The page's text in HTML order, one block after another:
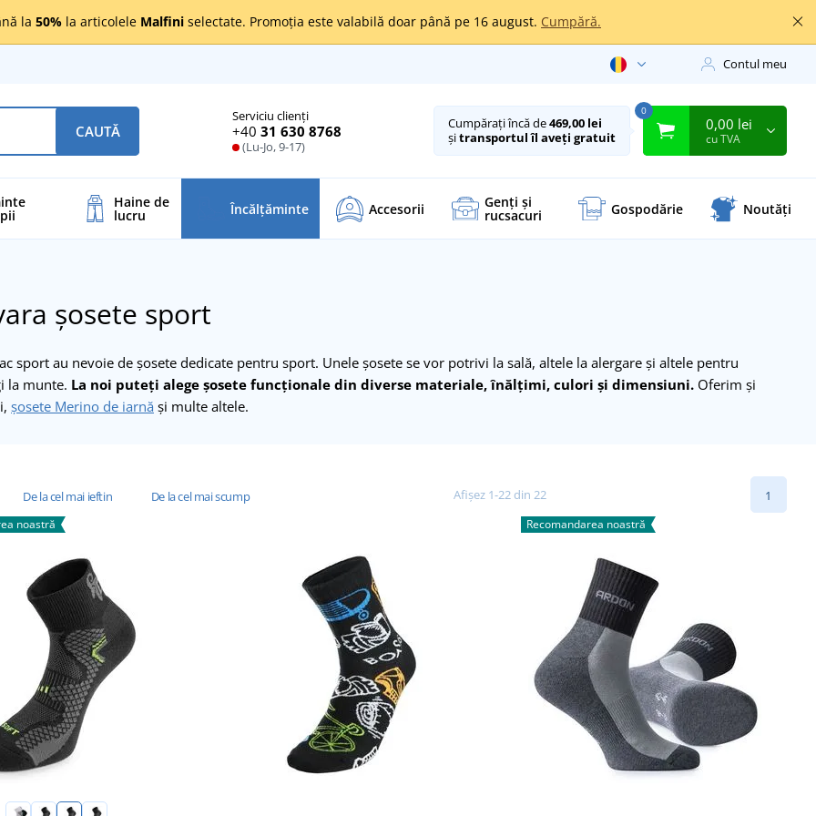
la 50% la articolele Malfini selectate. Promoția este valabilă doar până pe 16 august. Cumpără.
Contul meu
Serviciu clienți
+40 31 630 8768
(Lu-Jo, 9-17)
CAUTĂ Cumpărați încă de469,00 lei
șitransportul îl aveți gratuit
0
0,00 lei
cu TVA
Haine de
lucru Încălţăminte Accesorii Genți și
rucsacuri Gospodărie Noutăți
șosete sport
sport au nevoie de șosete dedicate pentru sport. Unele șosete se vor potrivi la sală, altele la alergare și altele pentru
la munte. La noi puteți alege șosete funcționale din diverse materiale, înălțimi, culori și dimensiuni. Oferim și
șosete Merino de iarnă și multe altele.
De la cel mai ieftin De la cel mai scump Afișez 1-22 din 22 1
noastră Recomandarea noastră